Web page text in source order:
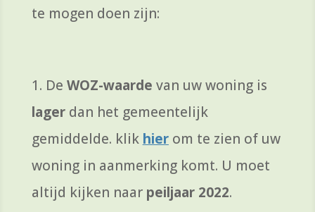
te mogen doen zijn:
1. De WOZ-waarde van uw woning is
lagerdan het gemeentelijk
gemiddelde. klik hierom te zien of uw
woning in aanmerking komt. U moet
altijd kijken naar peiljaar 2022.